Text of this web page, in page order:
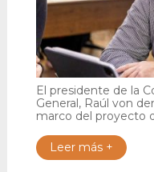
El presidente de la
General, Raúl von
marco del proyecto
Leer más +